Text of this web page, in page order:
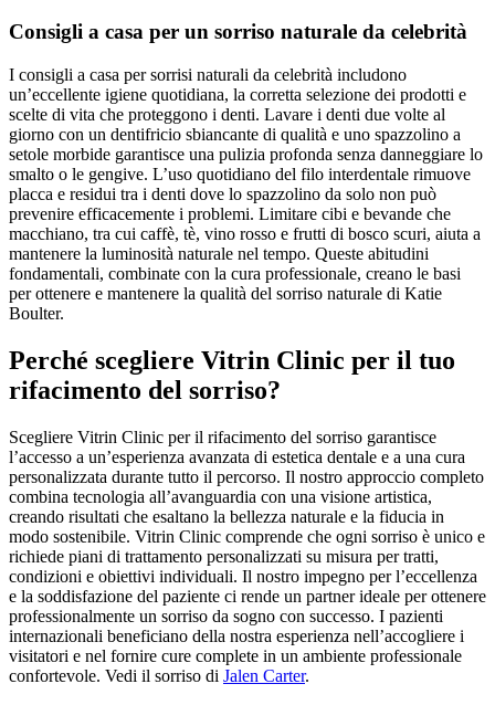
Consigli a casa per un sorriso naturale da celebrità
I consigli a casa per sorrisi naturali da celebrità includono
un’eccellente igiene quotidiana, la corretta selezione dei prodotti e
scelte di vita che proteggono i denti. Lavare i denti due volte al
giorno con un dentifricio sbiancante di qualità e uno spazzolino a
setole morbide garantisce una pulizia profonda senza danneggiare lo
smalto o le gengive. L’uso quotidiano del filo interdentale rimuove
placca e residui tra i denti dove lo spazzolino da solo non può
prevenire efficacemente i problemi. Limitare cibi e bevande che
macchiano, tra cui caffè, tè, vino rosso e frutti di bosco scuri, aiuta a
mantenere la luminosità naturale nel tempo. Queste abitudini
fondamentali, combinate con la cura professionale, creano le basi
per ottenere e mantenere la qualità del sorriso naturale di Katie
Boulter.
Perché scegliere Vitrin Clinic per il tuo
rifacimento del sorriso?
Scegliere Vitrin Clinic per il rifacimento del sorriso garantisce
l’accesso a un’esperienza avanzata di estetica dentale e a una cura
personalizzata durante tutto il percorso. Il nostro approccio completo
combina tecnologia all’avanguardia con una visione artistica,
creando risultati che esaltano la bellezza naturale e la fiducia in
modo sostenibile. Vitrin Clinic comprende che ogni sorriso è unico e
richiede piani di trattamento personalizzati su misura per tratti,
condizioni e obiettivi individuali. Il nostro impegno per l’eccellenza
e la soddisfazione del paziente ci rende un partner ideale per ottenere
professionalmente un sorriso da sogno con successo. I pazienti
internazionali beneficiano della nostra esperienza nell’accogliere i
visitatori e nel fornire cure complete in un ambiente professionale
confortevole. Vedi il sorriso di Jalen Carter.